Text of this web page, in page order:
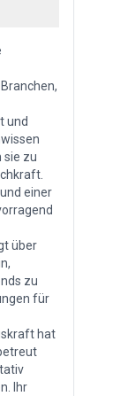
und
sie zu
einer
über
zu
für
hat
Ihr